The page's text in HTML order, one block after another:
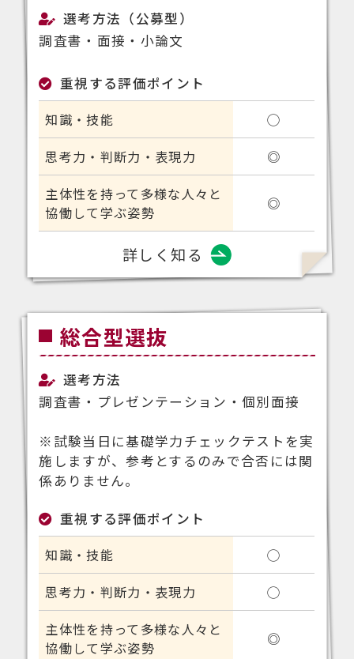
選考方法（公募型）
調査書・面接・小論文
重視する評価ポイント
知識・技能
◯
思考力・判断力・表現力
◎
主体性を持って多様な人々と
協働して学ぶ姿勢
◎
詳しく知る
総合型選抜
選考方法
調査書・プレゼンテーション・個別面接
※試験当日に基礎学力チェックテストを実
施しますが、参考とするのみで合否には関
係ありません。
重視する評価ポイント
知識・技能
◯
思考力・判断力・表現力
◯
主体性を持って多様な人々と
協働して学ぶ姿勢
◎